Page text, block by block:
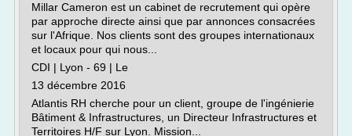
Millar Cameron est un cabinet de recrutement qui opère
par approche directe ainsi que par annonces consacrées
sur l'Afrique. Nos clients sont des groupes internationaux
et locaux pour qui nous...
CDI | Lyon - 69 | Le
13 décembre 2016
Atlantis RH cherche pour un client, groupe de l'ingénierie
Bâtiment & Infrastructures, un Directeur Infrastructures et
Territoires H/F sur Lyon. Mission...